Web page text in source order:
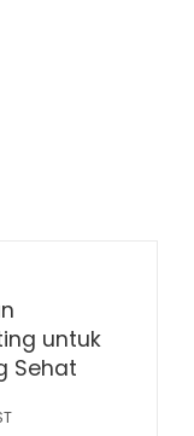
untuk
Sehat